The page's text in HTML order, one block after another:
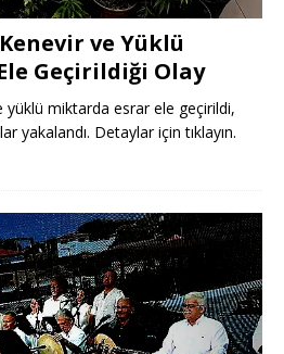
ve Yüklü
Geçirildiği Olay
yüklü miktarda esrar ele geçirildi,
yakalandı. Detaylar için tıklayın.